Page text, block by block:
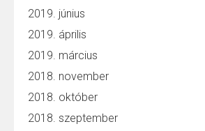
2019. június
2019. április
2019. március
2018. november
2018. október
2018. szeptember